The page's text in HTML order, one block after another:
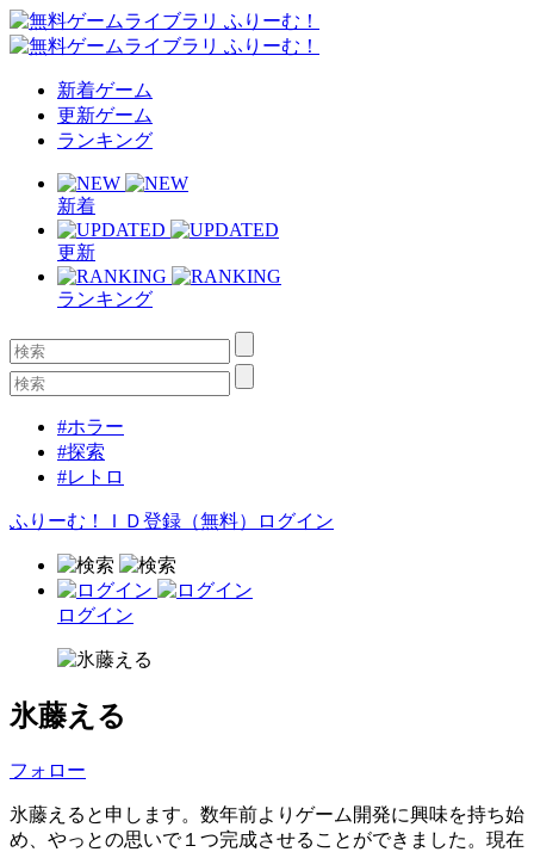
新着ゲーム
更新ゲーム
ランキング
新着
更新
ランキング
#ホラー
#探索
#レトロ
ふりーむ！ＩＤ登録（無料） ログイン
ログイン
氷藤える
フォロー
氷藤えると申します。数年前よりゲーム開発に興味を持ち始
め、やっとの思いで１つ完成させることができました。現在